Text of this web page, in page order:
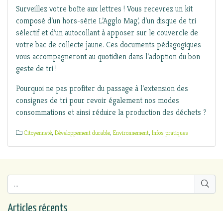
Surveillez votre boîte aux lettres ! Vous recevrez un kit
composé d’un hors-série L’Agglo Mag’, d’un disque de tri
sélectif et d’un autocollant à apposer sur le couvercle de
votre bac de collecte jaune. Ces documents pédagogiques
vous accompagneront au quotidien dans l’adoption du bon
geste de tri !
Pourquoi ne pas profiter du passage à l’extension des
consignes de tri pour revoir également nos modes
consommations et ainsi réduire la production des déchets ?
Citoyenneté, Développement durable, Environnement, Infos pratiques
Articles récents